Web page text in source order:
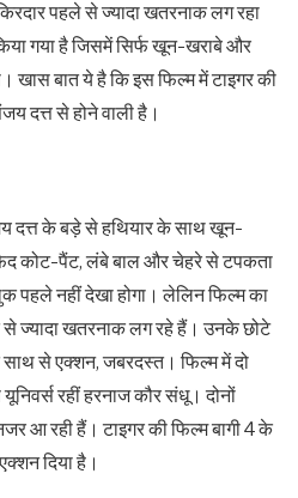
पहले से ज्यादा खतरनाक लग रहा
गया है जिसमें सिर्फ खून-खराबे और
खास बात ये है कि इस फिल्म में टाइगर की
दत्त से होने वाली है।
दत्त के बड़े से हथियार के साथ खून-
कोट-पैंट, लंबे बाल और चेहरे से टपकता
पहले नहीं देखा होगा। लेलिन फिल्म का
से ज्यादा खतरनाक लग रहे हैं। उनके छोटे
से एक्शन, जबरदस्त। फिल्म में दो
रहीं हरनाज कौर संधू। दोनों
आ रही हैं। टाइगर की फिल्म बागी 4 के
दिया है।